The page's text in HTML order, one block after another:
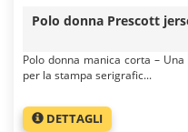
Polo donna Prescott
Polo donna manica corta –
per la stampa serigrafic...
DETTAGLI